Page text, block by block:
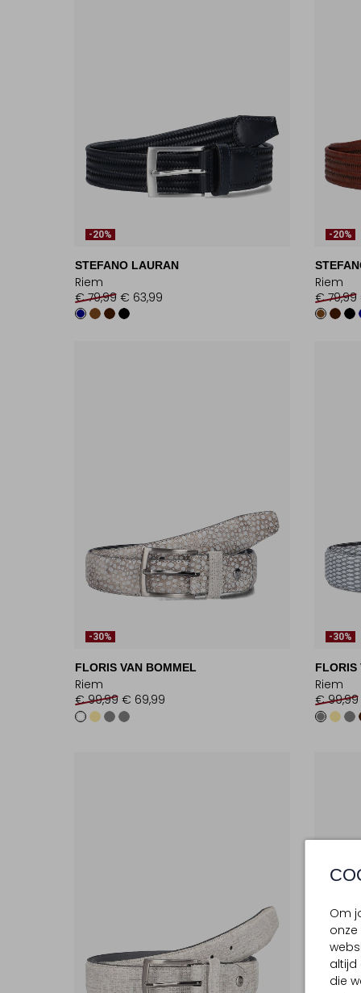
Om
altijd
die
-20%
STEFANO LAURAN
Riem
€ 79,99 € 63,99
-20%
Riem
€ 79,99
-30%
FLORIS VAN BOMMEL
Riem
€ 99,99 € 69,99
-30%
FLORIS
Riem
€ 99,99